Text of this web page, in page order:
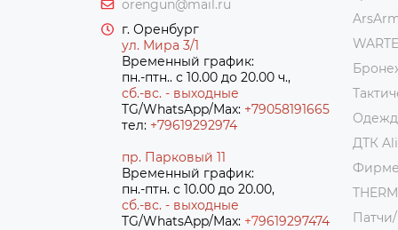
orengun@mail.ru
г. Оренбург
ул. Мира 3/1
Временный график:
пн.-птн.. с 10.00 до 20.00 ч.,
сб.-вс. - выходные
TG/WhatsApp/Max: +79058191665
тел: +79619292974
пр. Парковый 11
Временный график:
пн.-птн. с 10.00 до 20.00,
сб.-вс. - выходные
TG/WhatsApp/Max: +79619297474
ДТК